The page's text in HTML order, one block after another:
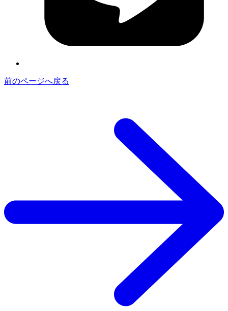
前のページへ戻る